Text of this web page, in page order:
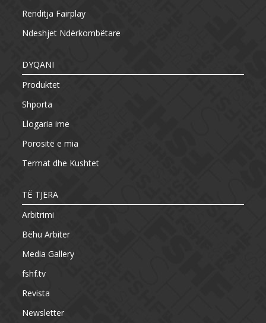
Renditja Fairplay
Ndeshjet Ndërkombëtare
DYQANI
Produktet
Shporta
Llogaria ime
Porositë e mia
Termat dhe Kushtet
TË TJERA
Arbitrimi
Bëhu Arbiter
Media Gallery
fshf.tv
Revista
Newsletter